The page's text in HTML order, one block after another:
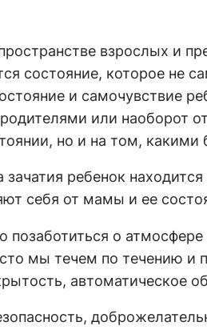
взрослых и
состояние, которое не
и самочувствие
или наоборот
но и на том, какими
ребенок
себя от мамы и ее
позаботиться о
мы течем по течению и
автоматическое